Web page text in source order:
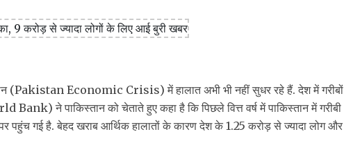
(Pakistan Economic Crisis) में हालात अभी भी नहीं सुधर रहे हैं. देश में गरीबों
Bank) ने पाकिस्तान को चेताते हुए कहा है कि पिछले वित्त वर्ष में पाकिस्तान में गरीबी
गई है. बेहद खराब आर्थिक हालातों के कारण देश के 1.25 करोड़ से ज्यादा लोग और